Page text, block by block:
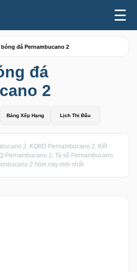
☰
đá Pernambucano 2
đá
2
Bảng Xếp Hạng Lịch Thi Đấu
2, KQBD Pernambucano 2, Kết
Pernambucano 2, Tỷ số Pernambucano
2 hôm nay mới nhất